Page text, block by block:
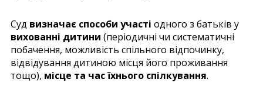
Суд визначає способи участі одного з батьків у
вихованні дитини (періодичні чи систематичні
побачення, можливість спільного відпочинку,
відвідування дитиною місця його проживання
тощо), місце та час їхнього спілкування.